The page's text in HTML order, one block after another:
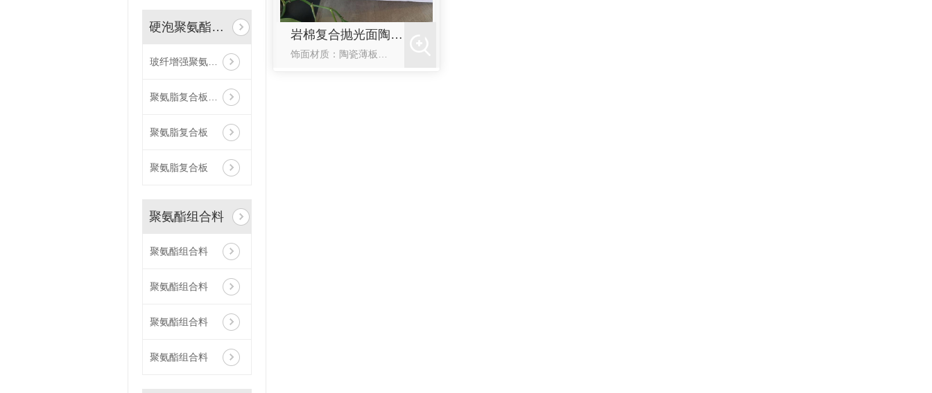
硬泡聚氨酯复合板
玻纤增强聚氨酯节能门窗
聚氨脂复合板厂家
聚氨脂复合板
聚氨脂复合板
聚氨酯组合料
聚氨酯组合料
聚氨酯组合料
聚氨酯组合料
聚氨酯组合料
岩棉复合抛光面陶瓷薄板保温装饰一体板
饰面材质：陶瓷薄板烧制温度：1300℃饰面层吸水率：≤0.5%保温层：岩棉安装方式：粘接为主锚固为辅标板尺寸900mm*600mm导热系数：≤0.046W/(m·k)应用场景：高端住区、高端酒店、大型